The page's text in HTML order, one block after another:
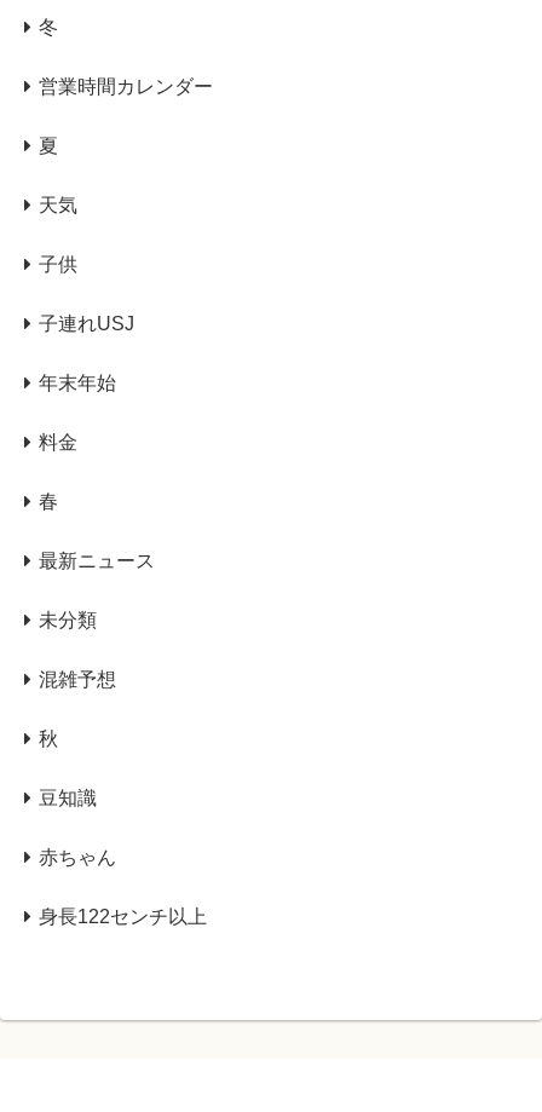
冬
営業時間カレンダー
夏
天気
子供
子連れUSJ
年末年始
料金
春
最新ニュース
未分類
混雑予想
秋
豆知識
赤ちゃん
身長122センチ以上